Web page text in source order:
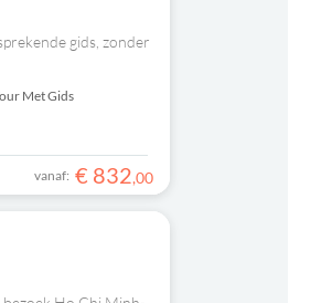
gids, zonder
Met Gids
vanaf: € 832,00